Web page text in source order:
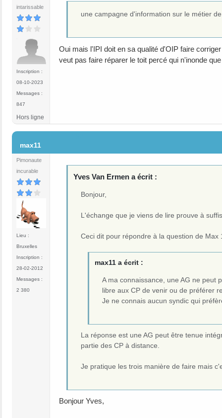
intarissable
Inscription :
08-10-2023
Messages :
847
une campagne d'information sur le métier
Oui mais l'IPI doit en sa qualité d'OIP faire
veut pas faire réparer le toit percé qui n'inonde
Hors ligne
max11
Pimonaute
incurable
Lieu :
Bruxelles
Inscription :
28-02-2012
Messages :
2 380
Yves Van Ermen a écrit :
Bonjour,
L'échange que je viens de lire prouve à
Ceci dit pour répondre à la question de Max
max11 a écrit :
A ma connaissance, une AG ne peut
libre aux CP de venir ou de préférer
Je ne connais aucun syndic qui
La réponse est une AG peut être tenue
partie des CP à distance.
Je pratique les trois manière de faire mais
Bonjour Yves,